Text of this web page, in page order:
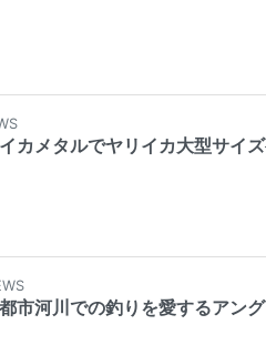
イカメタルでヤリイカ大型サイ
都市河川での釣りを愛するアン